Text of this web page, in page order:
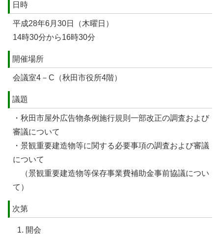
日時
平成28年6月30日（木曜日）
14時30分から16時30分
開催場所
会議室4－C（秋田市役所4階）
議題
・秋田市屋外広告物条例施行規則一部改正の調査および
審議について
・景観重要建造物等に関する必要事項の調査および審議
について
（景観重要建造物等保存事業費補助金事前協議につい
て）
次第
開会